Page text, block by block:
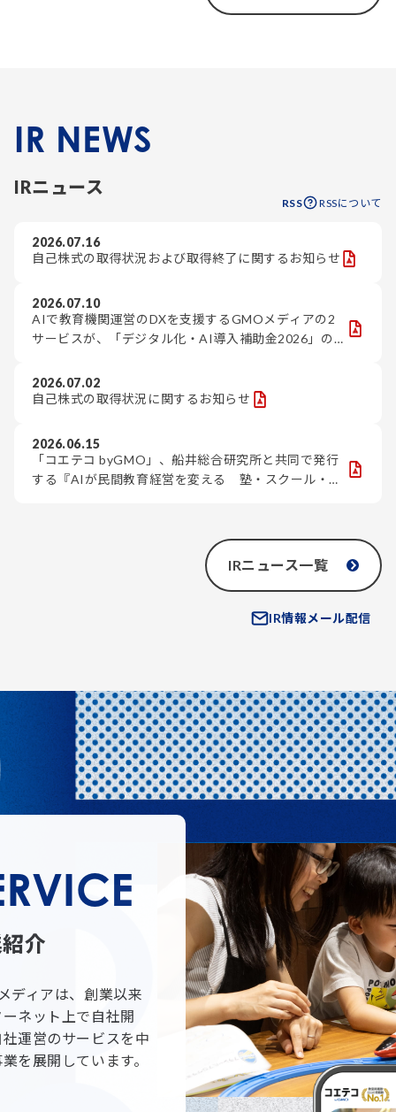
IR NEWS
IRニュース
RSS RSSについて
2026.07.16
自己株式の取得状況および取得終了に関するお知らせ
2026.07.10
AIで教育機関運営のDXを支援するGMOメディアの2
サービスが、「デジタル化・AI導入補助金2026」の
2026.07.02
自己株式の取得状況に関するお知らせ
2026.06.15
「コエテコ byGMO」、船井総合研究所と共同で発行
する『AIが民間教育経営を変える 塾・スクール・教
IRニュース一覧
IR情報メール配信
介
ディアは、創業以来
ネット上で自社開
運営のサービスを中
を展開しています。